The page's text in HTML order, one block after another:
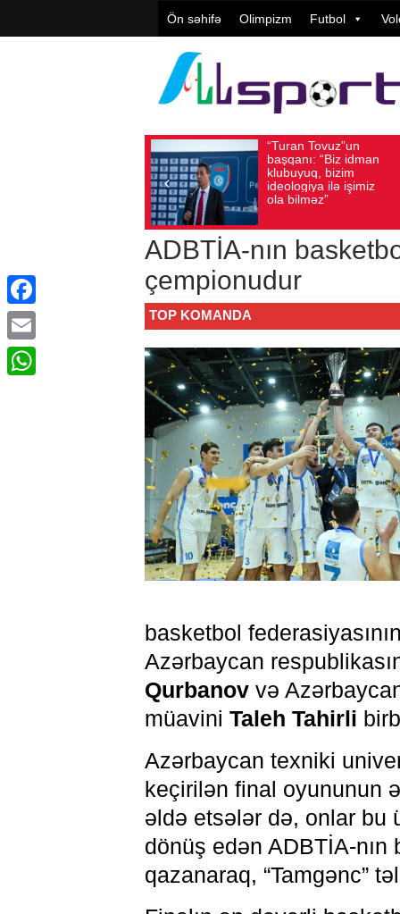
Ön səhifə Olimpizm Futbol
başqanı: “Biz idman
klubuyuq, bizim
ideologiya ilə işimiz
ola bilməz”
Avqust 05, 2026
ADBTİA-nın
çempionudur
TOP KOMANDA
basketbol
Azərbaycan
Qurbanovvə
müavini Taleh Tahirli
Azərbaycan texniki
keçirilən final oyununun
əldə etsələr də, onlar bu
dönüş edən ADBTİA-nın
qazanaraq, “Tamgənc”
Facebook
Email